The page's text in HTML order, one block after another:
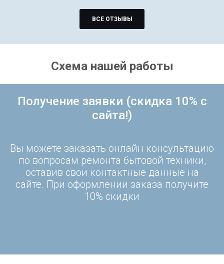
ВСЕ ОТЗЫВЫ
Схема нашей работы
Получение заявки (скидка 10% с
сайта!)
Вы можете заказать онлайн консультацию
по вопросам ремонта бытовой техники,
оставив свои контактные данные на
сайте. При оформлении заказа получите
10% скидки